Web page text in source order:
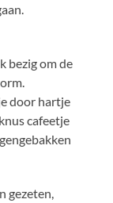
bezig om de
door hartje
cafeetje
gezeten,